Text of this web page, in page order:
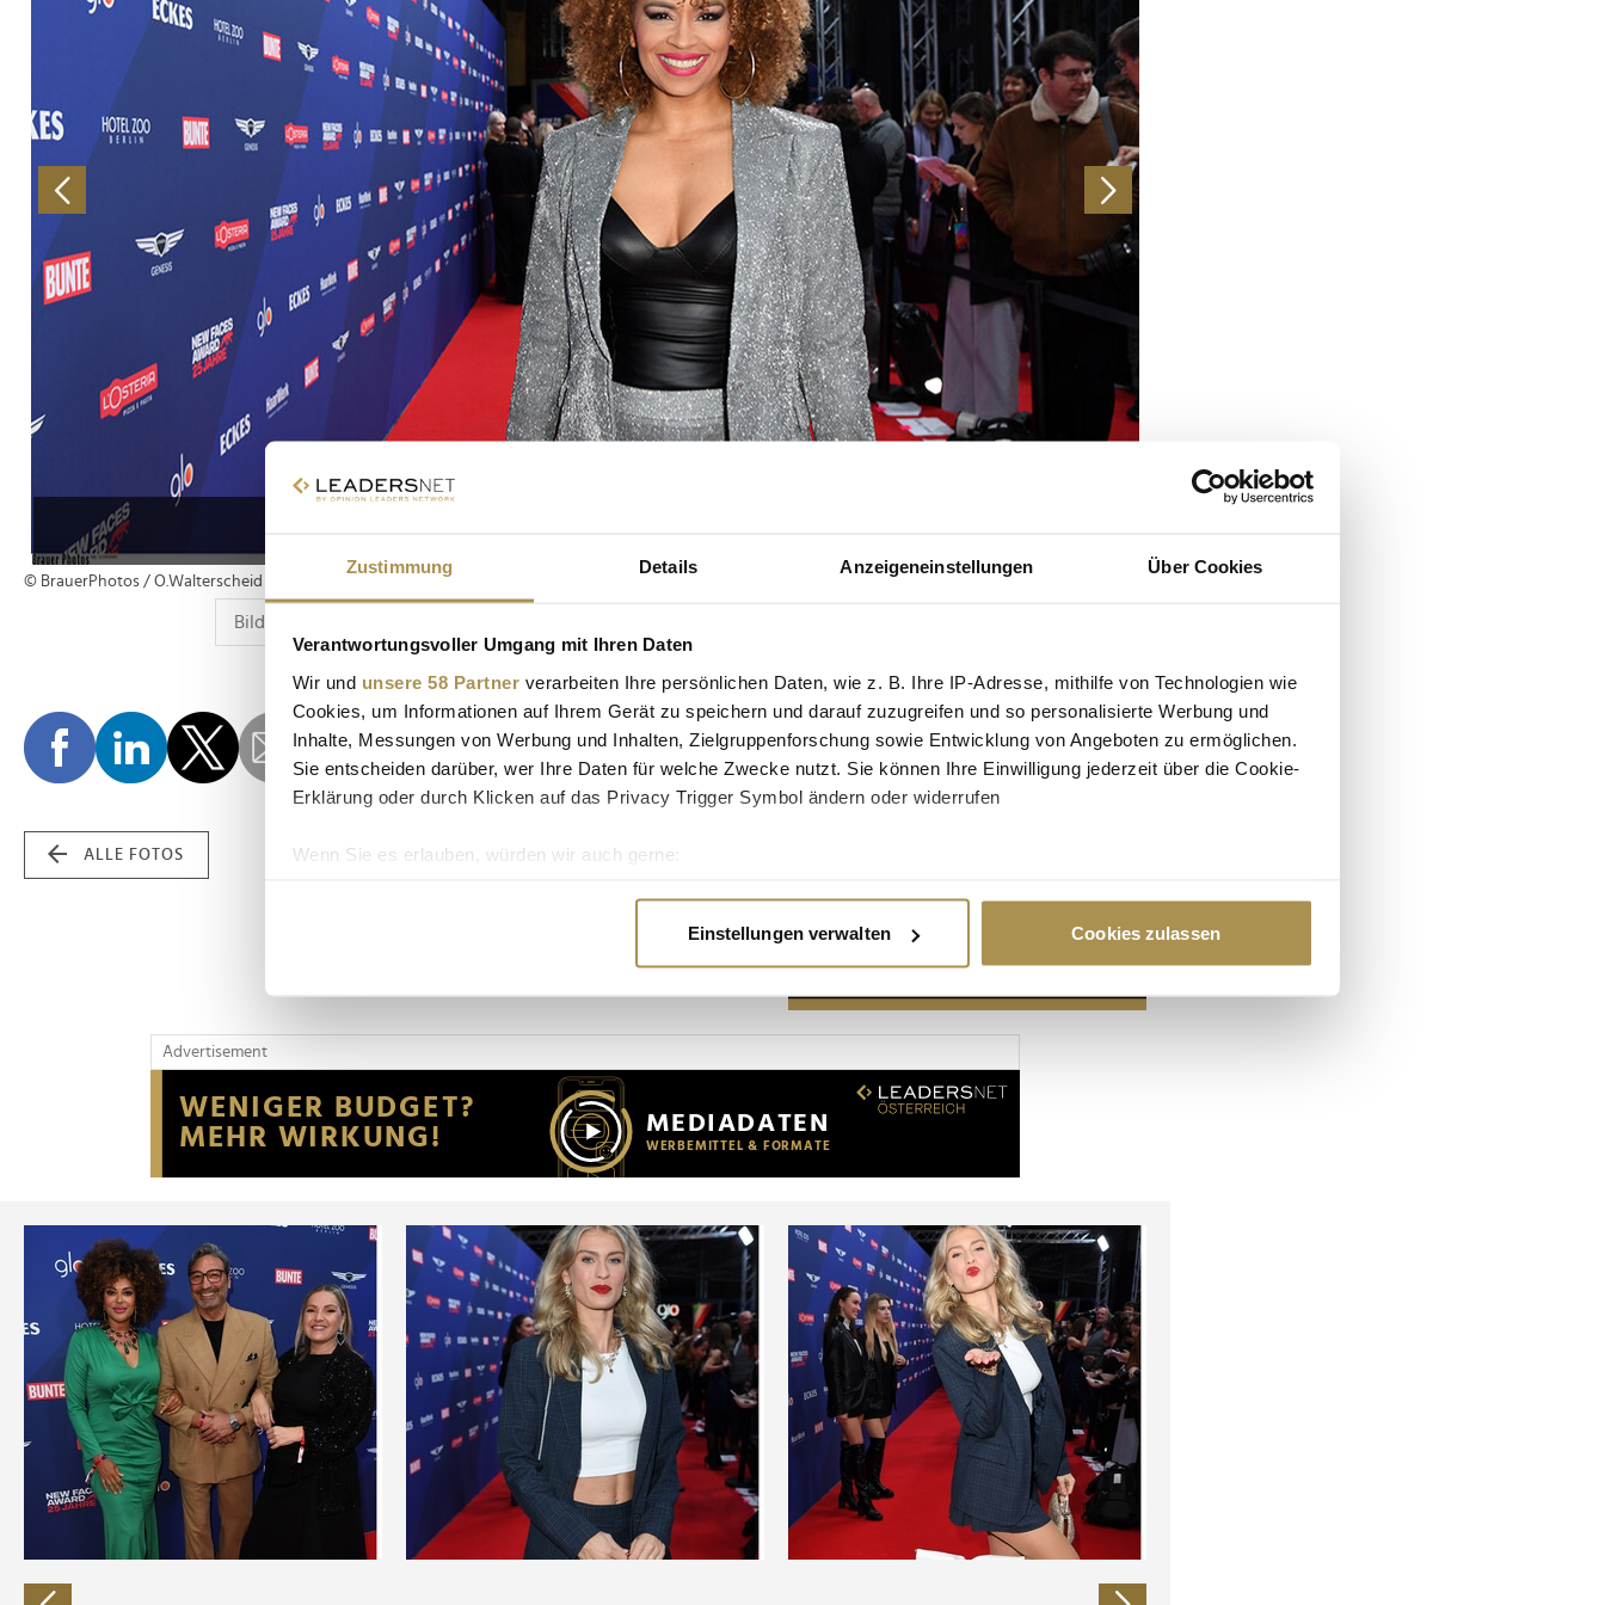
Zustimmung Details Anzeigeneinstellungen Über Cookies
Verantwortungsvoller Umgang mit Ihren Daten
Wir und unsere 58 Partner verarbeiten Ihre persönlichen Daten, wie z. B. Ihre IP-Adresse, mithilfe von Technologien wie
Cookies, um Informationen auf Ihrem Gerät zu speichern und darauf zuzugreifen und so personalisierte Werbung und
Inhalte, Messungen von Werbung und Inhalten, Zielgruppenforschung sowie Entwicklung von Angeboten zu ermöglichen.
Sie entscheiden darüber, wer Ihre Daten für welche Zwecke nutzt. Sie können Ihre Einwilligung jederzeit über die Cookie-
Erklärung oder durch Klicken auf das Privacy Trigger Symbol ändern oder widerrufen
Wenn Sie es erlauben, würden wir auch gerne:
Erfahren Sie mehr darüber, wie Ihre persönlichen Daten verarbeitet werden, und legen Sie Ihre Präferenzen im
Wir verwenden Cookies, um Inhalte und Anzeigen zu personalisieren, Funktionen für soziale Medien anbieten zu können
Website an unsere Partner für soziale Medien, Werbung und Analysen weiter. Unsere Partner führen diese Informationen
möglicherweise mit weiteren Daten zusammen, die Sie ihnen bereitgestellt haben oder die sie im Rahmen Ihrer Nutzung
der Dienste gesammelt haben.
Einstellungen verwalten Cookies zulassen
© BrauerPhotos / O.Walterscheid
ALLE FOTOS
Advertisement
Advertisement